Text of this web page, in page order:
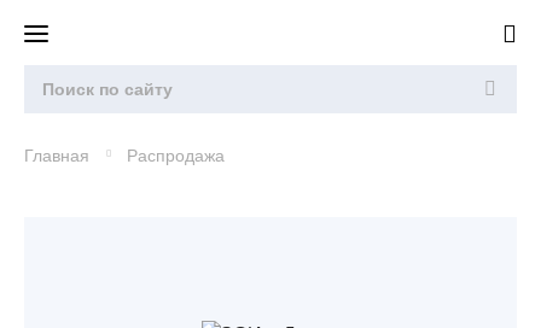
Главная Распродажа